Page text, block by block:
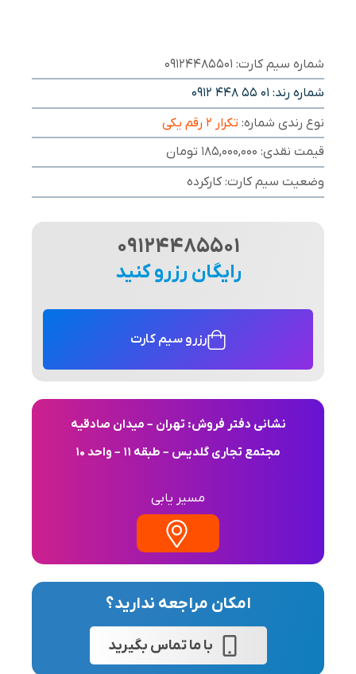
شماره سیم کارت: 09124485501
شماره رند: 0912 448 55 01
نوع رندی شماره: تکرار ۲ رقم یکی
قیمت نقدی: 185,000,000 تومان
وضعیت سیم کارت: کارکرده
09124485501
رایگان رزرو کنید
رزرو سیم کارت
نشانی دفتر فروش: تهران – میدان صادقیه
مجتمع تجاری گلدیس – طبقه 11 – واحد 10
مسیر یابی
امکان مراجعه ندارید؟
با ما تماس بگیرید